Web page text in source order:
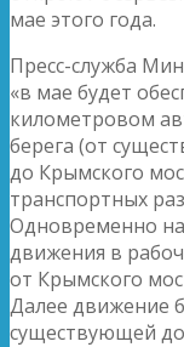
мае этого года.
Пресс-служба
«в мае будет
километровом
берега (от
до Крымского
транспортных
Одновременно
движения в
от Крымского
Далее движение
существующей